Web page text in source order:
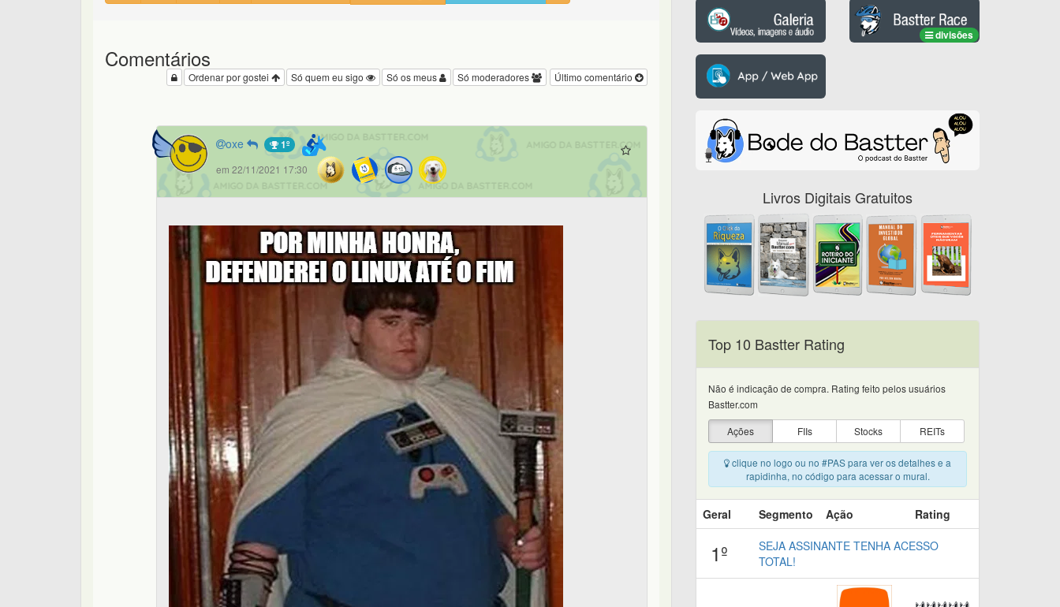
Comentários
Último comentário
Só moderadores
Só os meus
Só quem eu sigo
Ordenar por gostei
oxe 1º
em 22/11/2021 17:30
divisões
Livros Digitais Gratuitos
Top 10 Bastter Rating
Não é indicação de compra. Rating feito pelos usuários
Bastter.com
Ações
FIIs Stocks REITs
clique no logo ou no #PAS para ver os detalhes e a
rapidinha, no código para acessar o mural.
Geral Segmento Ação Rating
1º
SEJA ASSINANTE TENHA ACESSO
TOTAL!